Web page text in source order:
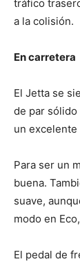
tráfico
a la colisión.
En carretera
El Jetta se
de par sólido
un excelente
Para ser un
buena.
suave,
modo en
El pedal de